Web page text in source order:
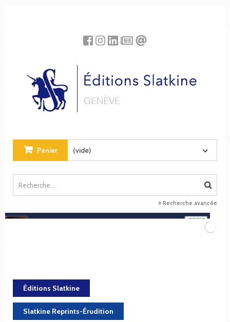
Panier (vide)
Recherche avancée
Éditions Slatkine
Slatkine Reprints-Érudition